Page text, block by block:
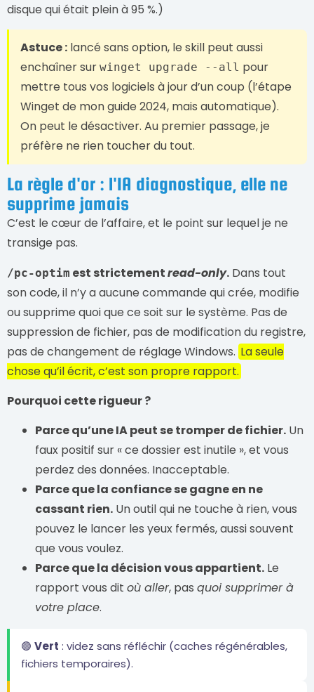
disque qui était plein à 95 %.)
Astuce : lancé sans option, le skill peut aussi
enchaîner sur winget upgrade --all pour
mettre tous vos logiciels à jour d’un coup (l’étape
Winget de mon guide 2024, mais automatique).
On peut le désactiver. Au premier passage, je
préfère ne rien toucher du tout.
La règle d'or : l'IA diagnostique, elle ne
supprime jamais
C’est le cœur de l’affaire, et le point sur lequel je ne
transige pas.
/pc-optim est strictementread-only. Dans tout
son code, il n’y a aucune commande qui crée, modifie
ou supprime quoi que ce soit sur le système. Pas de
suppression de fichier, pas de modification du registre,
pas de changement de réglage Windows. La seule
chose qu’il écrit, c’est son propre rapport.
Pourquoi cette rigueur ?
Parce qu’une IA peut se tromper de fichier. Un
faux positif sur « ce dossier est inutile », et vous
perdez des données. Inacceptable.
Parce que la confiance se gagne en ne
cassant rien. Un outil qui ne touche à rien, vous
pouvez le lancer les yeux fermés, aussi souvent
que vous voulez.
Parce que la décision vous appartient. Le
rapport vous dit où aller, pas quoi supprimer à
votre place.
🟢 Vert : videz sans réfléchir (caches régénérables,
fichiers temporaires).